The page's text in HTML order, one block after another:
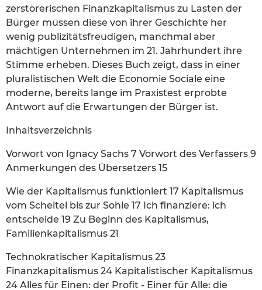
zerstörerischen Finanzkapitalismus zu Lasten der
Bürger müssen diese von ihrer Geschichte her
wenig publizitätsfreudigen, manchmal aber
mächtigen Unternehmen im 21. Jahrhundert ihre
Stimme erheben. Dieses Buch zeigt, dass in einer
pluralistischen Welt die Economie Sociale eine
moderne, bereits lange im Praxistest erprobte
Antwort auf die Erwartungen der Bürger ist.
Inhaltsverzeichnis
Vorwort von Ignacy Sachs 7 Vorwort des Verfassers 9
Anmerkungen des Übersetzers 15
Wie der Kapitalismus funktioniert 17 Kapitalismus
vom Scheitel bis zur Sohle 17 Ich finanziere: ich
entscheide 19 Zu Beginn des Kapitalismus,
Familienkapitalismus 21
Technokratischer Kapitalismus 23
Finanzkapitalismus 24 Kapitalistischer Kapitalismus
24 Alles für Einen: der Profit - Einer für Alle: die